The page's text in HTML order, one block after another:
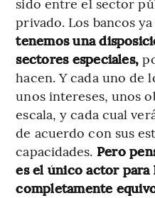
privado. Los bancos
tenemos una
sectores especiales,
hacen. Y cada uno de
unos intereses, unos
escala, y cada cual
de acuerdo con sus
capacidades. Pero
es el único actor para
completamente